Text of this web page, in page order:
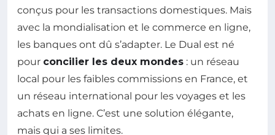
conçus pour les transactions domestiques. Mais
avec la mondialisation et le commerce en ligne,
les banques ont dû s’adapter. Le Dual est né
pour concilier les deux mondes : un réseau
local pour les faibles commissions en France, et
un réseau international pour les voyages et les
achats en ligne. C’est une solution élégante,
mais qui a ses limites.